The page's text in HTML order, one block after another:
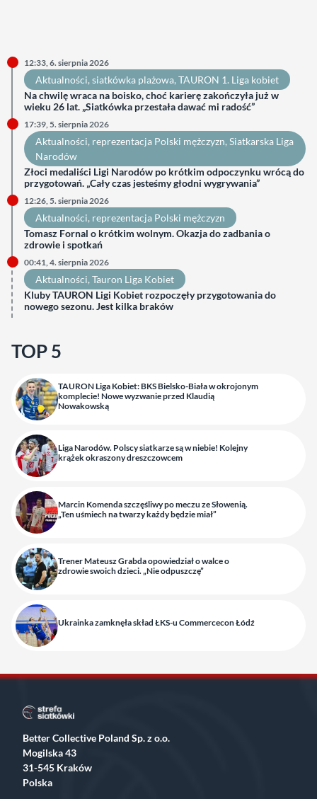
12:33, 6. sierpnia 2026
Aktualności, siatkówka plażowa, TAURON 1. Liga kobiet
Na chwilę wraca na boisko, choć karierę zakończyła już w
wieku 26 lat. „Siatkówka przestała dawać mi radość”
17:39, 5. sierpnia 2026
Aktualności, reprezentacja Polski mężczyzn, Siatkarska Liga
Narodów
Złoci medaliści Ligi Narodów po krótkim odpoczynku wrócą do
przygotowań. „Cały czas jesteśmy głodni wygrywania”
12:26, 5. sierpnia 2026
Aktualności, reprezentacja Polski mężczyzn
Tomasz Fornal o krótkim wolnym. Okazja do zadbania o
zdrowie i spotkań
00:41, 4. sierpnia 2026
Aktualności, Tauron Liga Kobiet
Kluby TAURON Ligi Kobiet rozpoczęły przygotowania do
nowego sezonu. Jest kilka braków
TOP 5
TAURON Liga Kobiet: BKS Bielsko-Biała w okrojonym
komplecie! Nowe wyzwanie przed Klaudią
Nowakowską
Liga Narodów. Polscy siatkarze są w niebie! Kolejny
krążek okraszony dreszczowcem
Marcin Komenda szczęśliwy po meczu ze Słowenią.
„Ten uśmiech na twarzy każdy będzie miał”
Trener Mateusz Grabda opowiedział o walce o
zdrowie swoich dzieci. „Nie odpuszczę”
Ukrainka zamknęła skład ŁKS-u Commercecon Łódź
Better Collective Poland Sp. z o.o.
Mogilska 43
31-545 Kraków
Polska